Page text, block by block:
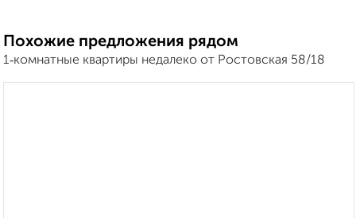
Похожие предложения рядом
1‑комнатные квартиры недалеко от Ростовская 58/18